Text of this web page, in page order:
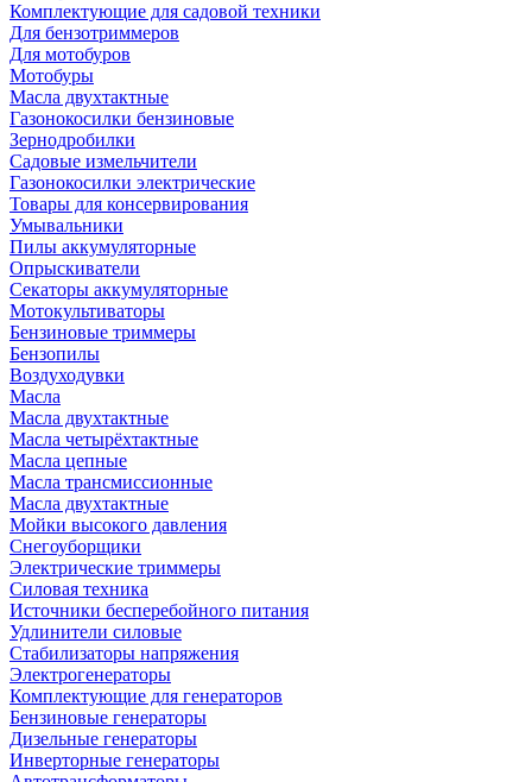
Комплектующие для садовой техники
Для бензотриммеров
Для мотобуров
Мотобуры
Масла двухтактные
Газонокосилки бензиновые
Зернодробилки
Садовые измельчители
Газонокосилки электрические
Товары для консервирования
Умывальники
Пилы аккумуляторные
Опрыскиватели
Секаторы аккумуляторные
Мотокультиваторы
Бензиновые триммеры
Бензопилы
Воздуходувки
Масла
Масла двухтактные
Масла четырёхтактные
Масла цепные
Масла трансмиссионные
Масла двухтактные
Мойки высокого давления
Снегоуборщики
Электрические триммеры
Силовая техника
Источники бесперебойного питания
Удлинители силовые
Стабилизаторы напряжения
Электрогенераторы
Комплектующие для генераторов
Бензиновые генераторы
Дизельные генераторы
Инверторные генераторы